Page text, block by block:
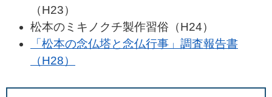
（H23）
松本のミキノクチ製作習俗（H24）
「松本の念仏塔と念仏行事」調査報告書
（H28）